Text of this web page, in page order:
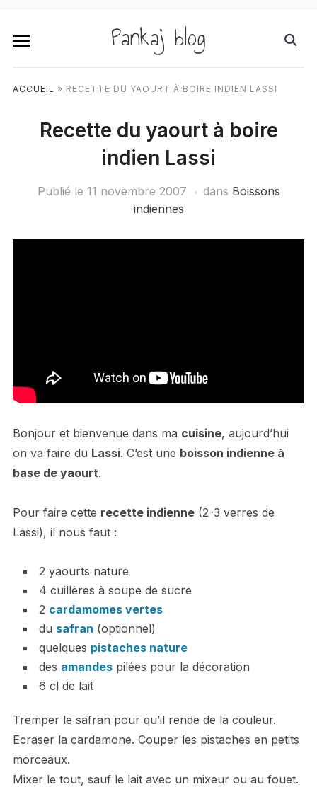
Pankaj blog
ACCUEIL » RECETTE DU YAOURT À BOIRE INDIEN LASSI
Recette du yaourt à boire
indien Lassi
Publié le 11 novembre 2007 dans Boissons
indiennes
Bonjour et bienvenue dans ma cuisine, aujourd’hui
on va faire du Lassi. C’est une boisson indienne à
base de yaourt.
Pour faire cette recette indienne(2-3 verres de
Lassi), il nous faut :
2 yaourts nature
4 cuillères à soupe de sucre
2 cardamomes vertes
du safran (optionnel)
quelques pistaches nature
des amandespilées pour la décoration
6 cl de lait
Tremper le safran pour qu’il rende de la couleur.
Ecraser la cardamone. Couper les pistaches en petits
morceaux.
Mixer le tout, sauf le lait avec un mixeur ou au fouet.